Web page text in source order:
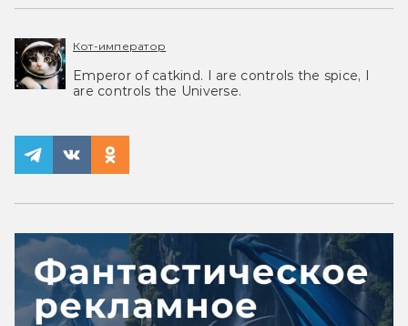
Кот-император
Emperor of catkind. I are controls the spice, I
are controls the Universe.